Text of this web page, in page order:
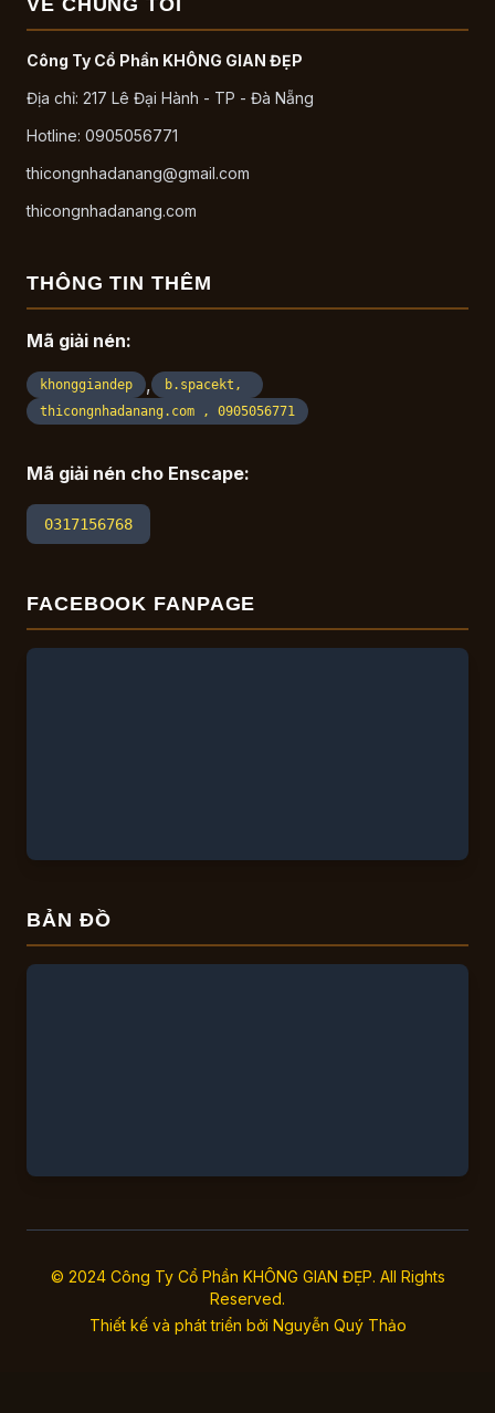
VỀ CHÚNG TÔI
Công Ty Cổ Phần KHÔNG GIAN ĐẸP
Địa chỉ: 217 Lê Đại Hành - TP - Đà Nẵng
Hotline: 0905056771
thicongnhadanang@gmail.com
thicongnhadanang.com
THÔNG TIN THÊM
Mã giải nén:
khonggiandep ,
b.spacekt,
thicongnhadanang.com , 0905056771
Mã giải nén cho Enscape:
0317156768
FACEBOOK FANPAGE
BẢN ĐỒ
© 2024 Công Ty Cổ Phần KHÔNG GIAN ĐẸP. All Rights
Reserved.
Thiết kế và phát triển bởi Nguyễn Quý Thảo